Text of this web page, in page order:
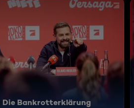
Die Bankrotterklärung